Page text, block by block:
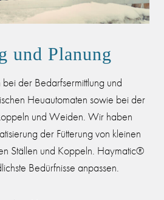
und Planung
der Bedarfsermittlung und
Heuautomaten sowie bei der
und Weiden. Wir haben
der Fütterung von kleinen
Ställen und Koppeln. Haymatic®
Bedürfnisse anpassen.